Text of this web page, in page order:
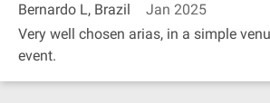
Bernardo L, Brazil
Jan 2025
Very well chosen arias, in a simple
event.